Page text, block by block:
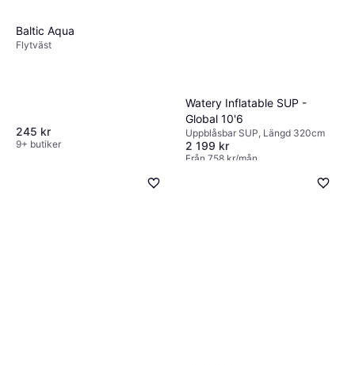
Baltic Aqua
Flytväst
245 kr
9+ butiker
Watery Inflatable SUP -
Global 10'6
Uppblåsbar SUP, Längd 320cm
2 199 kr
Från 758 kr/mån